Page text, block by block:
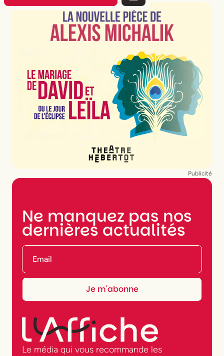
Publicité
Ne manquez pas nos
dernières actualités
Le média qui vous recommande les